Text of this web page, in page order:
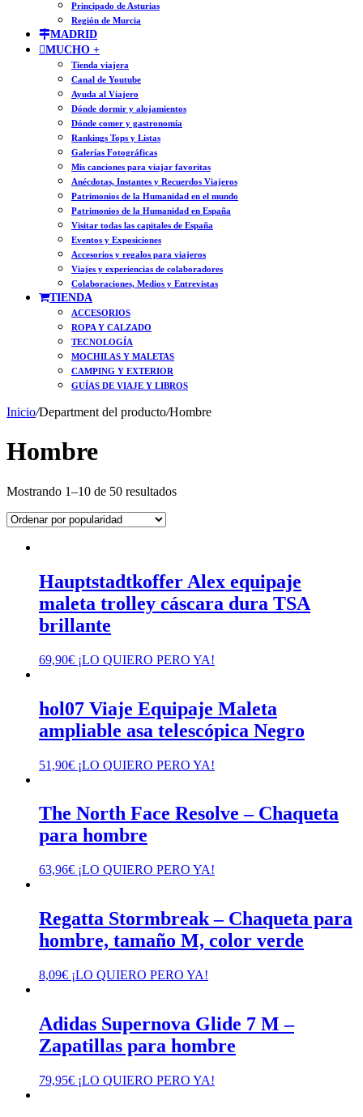
Principado de Asturias
Región de Murcia
MADRID
MUCHO +
Tienda viajera
Canal de Youtube
Ayuda al Viajero
Dónde dormir y alojamientos
Dónde comer y gastronomía
Rankings Tops y Listas
Galerías Fotográficas
Mis canciones para viajar favoritas
Anécdotas, Instantes y Recuerdos Viajeros
Patrimonios de la Humanidad en el mundo
Patrimonios de la Humanidad en España
Visitar todas las capitales de España
Eventos y Exposiciones
Accesorios y regalos para viajeros
Viajes y experiencias de colaboradores
Colaboraciones, Medios y Entrevistas
TIENDA
ACCESORIOS
ROPA Y CALZADO
TECNOLOGÍA
MOCHILAS Y MALETAS
CAMPING Y EXTERIOR
GUÍAS DE VIAJE Y LIBROS
Inicio/Department del producto/Hombre
Hombre
Mostrando 1–10 de 50 resultadosOrdenado
Hauptstadtkoffer Alex equipaje
maleta trolley cáscara dura TSA
brillante
69,90€ ¡LO QUIERO PERO YA!
hol07 Viaje Equipaje Maleta
ampliable asa telescópica Negro
51,90€ ¡LO QUIERO PERO YA!
The North Face Resolve – Chaqueta
para hombre
63,96€ ¡LO QUIERO PERO YA!
Regatta Stormbreak – Chaqueta para
hombre, tamaño M, color verde
8,09€ ¡LO QUIERO PERO YA!
Adidas Supernova Glide 7 M –
Zapatillas para hombre
79,95€ ¡LO QUIERO PERO YA!